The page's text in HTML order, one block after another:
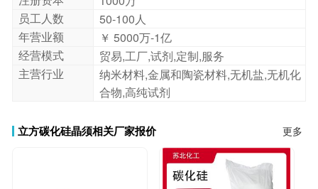
微米碳化硅晶须;立方碳化硅晶须;绿色碳化硅晶须;SiC whiskers;β-SiC 晶
须;
员工人数
50-100人
年营业额
￥ 5000万-1亿
经营模式
贸易,工厂,试剂,定制,服务
主营行业
纳米材料,金属和陶瓷材料,无机盐,无机化
合物,高纯试剂
立方碳化硅晶须相关厂家报价 更多